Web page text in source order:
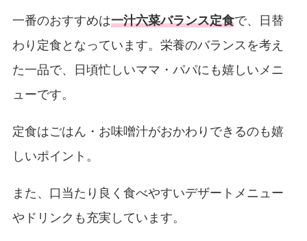
一番のおすすめは一汁六菜バランス定食で、日替
わり定食となっています。栄養のバランスを考え
た一品で、日頃忙しいママ・パパにも嬉しいメニ
ューです。
定食はごはん・お味噌汁がおかわりできるのも嬉
しいポイント。
また、口当たり良く食べやすいデザートメニュー
やドリンクも充実しています。